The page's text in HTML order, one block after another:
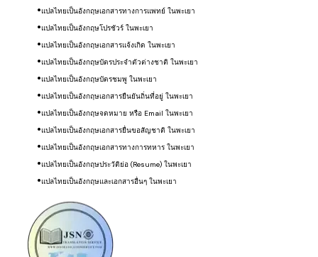
แปลไทยเป็นอังกฤษเอกสารทางการแพทย์ ในพะเยา
แปลไทยเป็นอังกฤษโปรชัวร์ ในพะเยา
แปลไทยเป็นอังกฤษเอกสารแจ้งเกิด ในพะเยา
แปลไทยเป็นอังกฤษบัตรประจำตัวต่างชาติ ในพะเยา
แปลไทยเป็นอังกฤษบัตรชมพู ในพะเยา
แปลไทยเป็นอังกฤษเอกสารยืนยันถิ่นที่อยู่ ในพะเยา
แปลไทยเป็นอังกฤษจดหมาย หรือ Email ในพะเยา
แปลไทยเป็นอังกฤษเอกสารยื่นขอสัญชาติ ในพะเยา
แปลไทยเป็นอังกฤษเอกสารทางการทหาร ในพะเยา
แปลไทยเป็นอังกฤษประวัติย่อ (Resume) ในพะเยา
แปลไทยเป็นอังกฤษ​และเอกสารอื่นๆ ในพะเยา